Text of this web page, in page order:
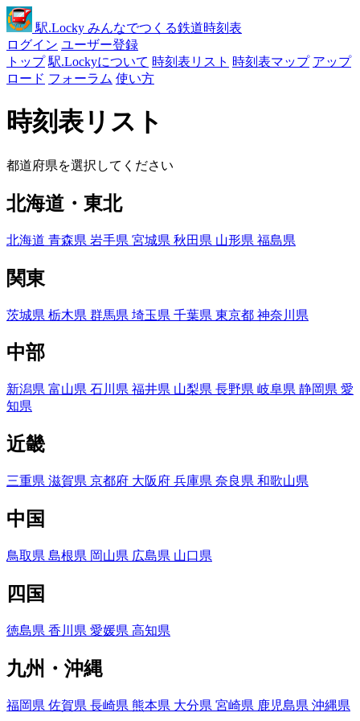
駅.Locky みんなでつくる鉄道時刻表
ログイン ユーザー登録
トップ 駅.Lockyについて 時刻表リスト 時刻表マップ アップ
ロード フォーラム 使い方
時刻表リスト
都道府県を選択してください
北海道・東北
北海道 青森県 岩手県 宮城県 秋田県 山形県 福島県
関東
茨城県 栃木県 群馬県 埼玉県 千葉県 東京都 神奈川県
中部
新潟県 富山県 石川県 福井県 山梨県 長野県 岐阜県 静岡県 愛
知県
近畿
三重県 滋賀県 京都府 大阪府 兵庫県 奈良県 和歌山県
中国
鳥取県 島根県 岡山県 広島県 山口県
四国
徳島県 香川県 愛媛県 高知県
九州・沖縄
福岡県 佐賀県 長崎県 熊本県 大分県 宮崎県 鹿児島県 沖縄県